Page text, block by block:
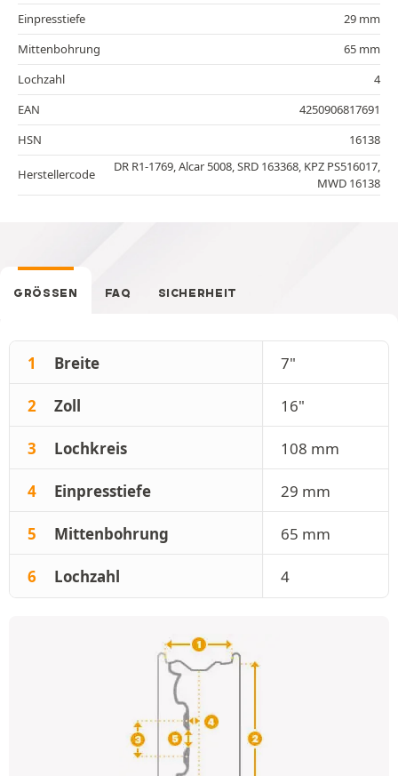
Einpresstiefe
29 mm
Mittenbohrung
65 mm
Lochzahl
4
EAN
4250906817691
HSN
16138
Herstellercode
DR R1-1769, Alcar 5008, SRD 163368, KPZ PS516017,
MWD 16138
GRÖSSEN FAQ SICHERHEIT
1 Breite 7"
2 Zoll 16"
3 Lochkreis 108 mm
4 Einpresstiefe 29 mm
5 Mittenbohrung 65 mm
6 Lochzahl 4